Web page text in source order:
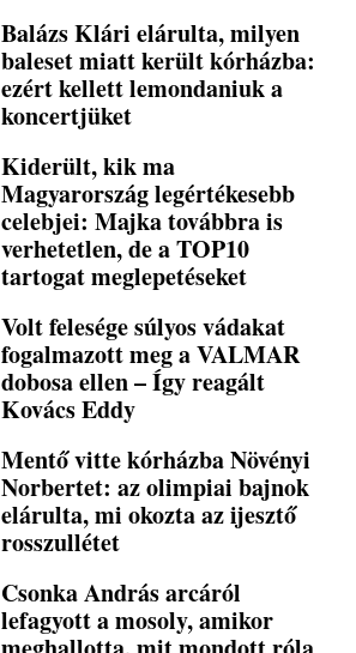
Balázs Klári elárulta, milyen
baleset miatt került kórházba:
ezért kellett lemondaniuk a
koncertjüket
Kiderült, kik ma
Magyarország legértékesebb
celebjei: Majka továbbra is
verhetetlen, de a TOP10
tartogat meglepetéseket
Volt felesége súlyos vádakat
fogalmazott meg a VALMAR
dobosa ellen – Így reagált
Kovács Eddy
Mentő vitte kórházba Növényi
Norbertet: az olimpiai bajnok
elárulta, mi okozta az ijesztő
rosszullétet
Csonka András arcáról
lefagyott a mosoly, amikor